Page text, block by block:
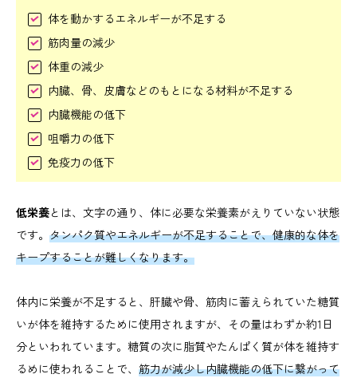
体を動かするエネルギーが不足する
筋肉量の減少
体重の減少
内臓、骨、皮膚などのもとになる材料が不足する
内臓機能の低下
咀嚼力の低下
免疫力の低下
低栄養とは、文字の通り、体に必要な栄養素がえりていない状態
です。 タンパク質やエネルギーが不足することで、健康的な体を
キープすることが難しくなります。
体内に栄養が不足すると、肝臓や骨、筋肉に蓄えられていた糖質
いが体を維持するために使用されますが、その量はわずか約1日
分といわれています。糖質の次に脂質やたんぱく質が体を維持す
るめに使われることで、 筋力が減少し内臓機能の低下に繋がって